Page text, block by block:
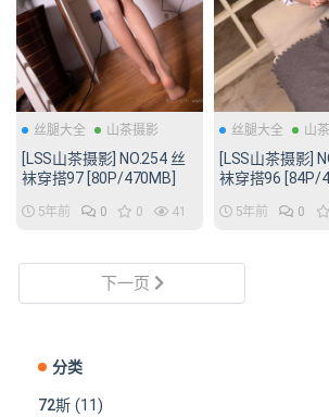
丝腿大全 山茶摄影
[LSS山茶摄影] NO.254 丝
袜穿搭97 [80P/470MB]
5年前 0 0 41
丝腿大全 山
[LSS山茶摄影]
袜穿搭96 [84P/
5年前 0
下一页
分类
72斯 (11)